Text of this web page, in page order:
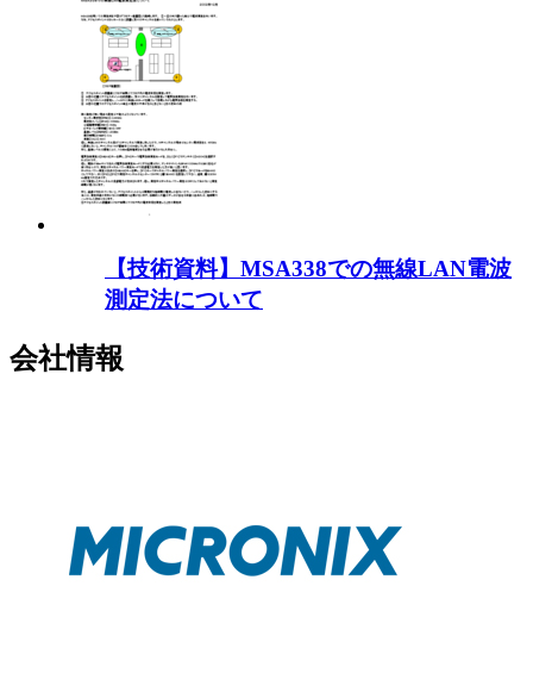
【技術資料】MSA338での無線LAN電波
測定法について
会社情報